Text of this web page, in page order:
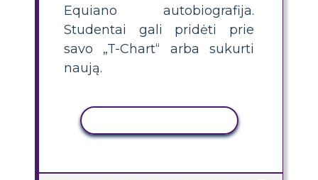
Equiano autobiografija.
Studentai gali pridėti prie
savo „T-Chart“ arba sukurti
naują.